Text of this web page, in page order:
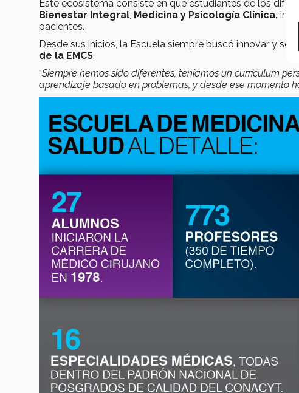
Este ecosistema consiste en que estudiantes de los
Bienestar Integral, Medicina y Psicología Clínica,
pacientes.
Desde sus inicios, la Escuela siempre buscó innovar y ser
de la EMCS.
“Siempre hemos sido diferentes, teníamos un currículum
aprendizaje basado en problemas, y desde ese momento